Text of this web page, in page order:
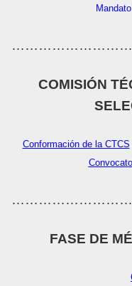
Mandato
COMISIÓN
Conformación de la CTCS
FASE DE